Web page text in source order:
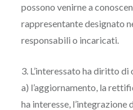
possono venirne a
rappresentante designato
responsabili o incaricati.
3. L’interessato ha diritto di
a) l’aggiornamento, la
ha interesse, l’integrazione